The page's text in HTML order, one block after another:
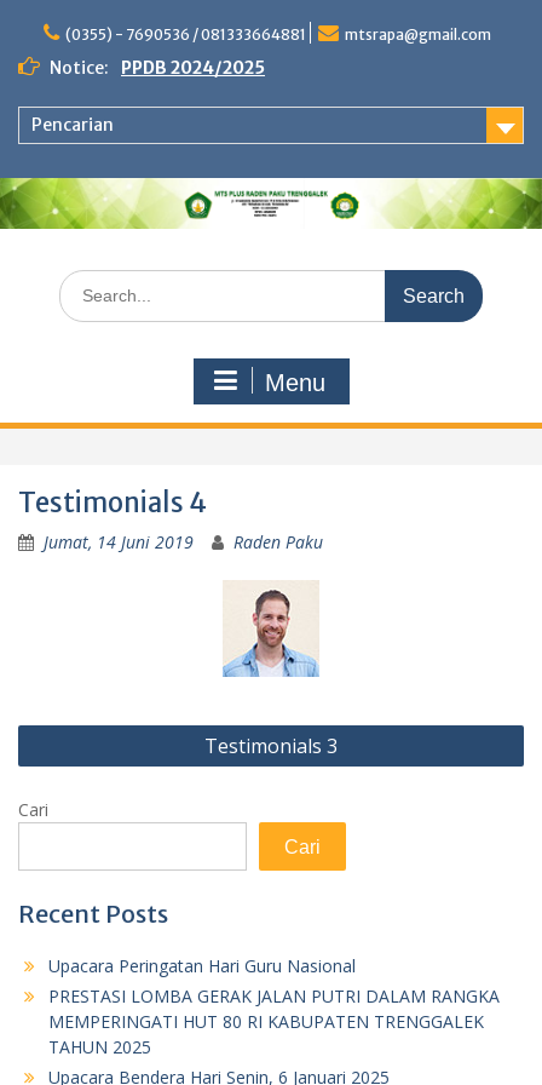
content
(0355) - 7690536 / 081333664881 mtsrapa@gmail.com
Notice: PPDB 2024/2025
Pencarian
Search
for:
Menu
Testimonials 4
Jumat, 14 Juni 2019 Raden Paku
Navigasi
pos
Testimonials 3
Cari
Cari
Recent Posts
Upacara Peringatan Hari Guru Nasional
PRESTASI LOMBA GERAK JALAN PUTRI DALAM RANGKA
MEMPERINGATI HUT 80 RI KABUPATEN TRENGGALEK
TAHUN 2025
Upacara Bendera Hari Senin, 6 Januari 2025